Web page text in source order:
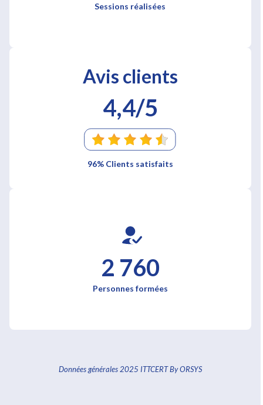
Sessions réalisées
Avis clients
4,4/5
96% Clients satisfaits
2 760
Personnes formées
Données générales 2025 ITTCERT By ORSYS